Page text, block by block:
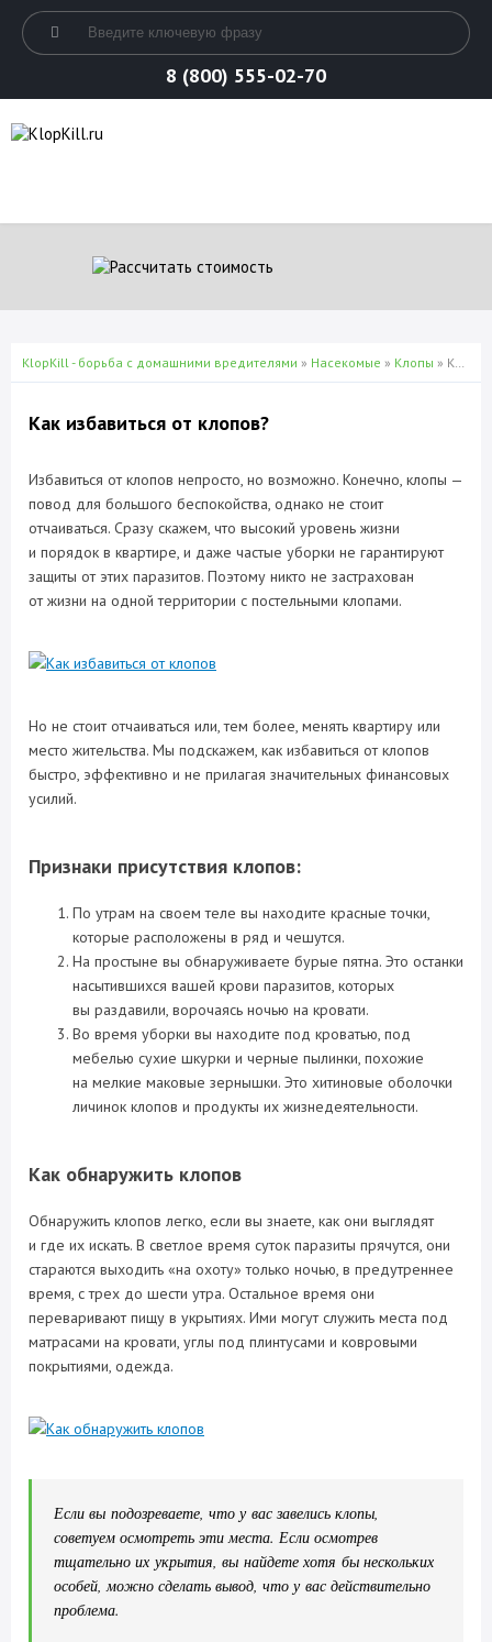
8 (800) 555-02-70
KlopKill - борьба с домашними вредителями » Насекомые » Клопы » Как избавиться от клопов?
Как избавиться от клопов?
Избавиться от клопов непросто, но возможно. Конечно, клопы —
повод для большого беспокойства, однако не стоит
отчаиваться. Сразу скажем, что высокий уровень жизни
и порядок в квартире, и даже частые уборки не гарантируют
защиты от этих паразитов. Поэтому никто не застрахован
от жизни на одной территории с постельными клопами.
Но не стоит отчаиваться или, тем более, менять квартиру или
место жительства. Мы подскажем, как избавиться от клопов
быстро, эффективно и не прилагая значительных финансовых
усилий.
Признаки присутствия клопов:
По утрам на своем теле вы находите красные точки,
которые расположены в ряд и чешутся.
На простыне вы обнаруживаете бурые пятна. Это останки
насытившихся вашей крови паразитов, которых
вы раздавили, ворочаясь ночью на кровати.
Во время уборки вы находите под кроватью, под
мебелью сухие шкурки и черные пылинки, похожие
на мелкие маковые зернышки. Это хитиновые оболочки
личинок клопов и продукты их жизнедеятельности.
Как обнаружить клопов
Обнаружить клопов легко, если вы знаете, как они выглядят
и где их искать. В светлое время суток паразиты прячутся, они
стараются выходить «на охоту» только ночью, в предутреннее
время, с трех до шести утра. Остальное время они
переваривают пищу в укрытиях. Ими могут служить места под
матрасами на кровати, углы под плинтусами и ковровыми
покрытиями, одежда.
Если вы подозреваете, что у вас завелись клопы,
советуем осмотреть эти места. Если осмотрев
тщательно их укрытия, вы найдете хотя бы нескольких
особей, можно сделать вывод, что у вас действительно
проблема.